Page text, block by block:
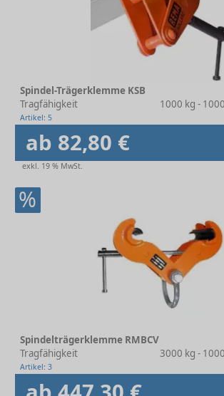
Spindel-Trägerklemme KSB
Tragfähigkeit
1000 kg -
Artikel: 5
ab 82,80 €
exkl. 19 % MwSt.
%
Spindelträgerklemme RMBCV
Tragfähigkeit
3000 kg -
Artikel: 3